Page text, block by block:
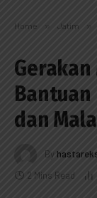
Home » Jatim »
Gerakan
Bantuan
dan
By
2 Mins Read